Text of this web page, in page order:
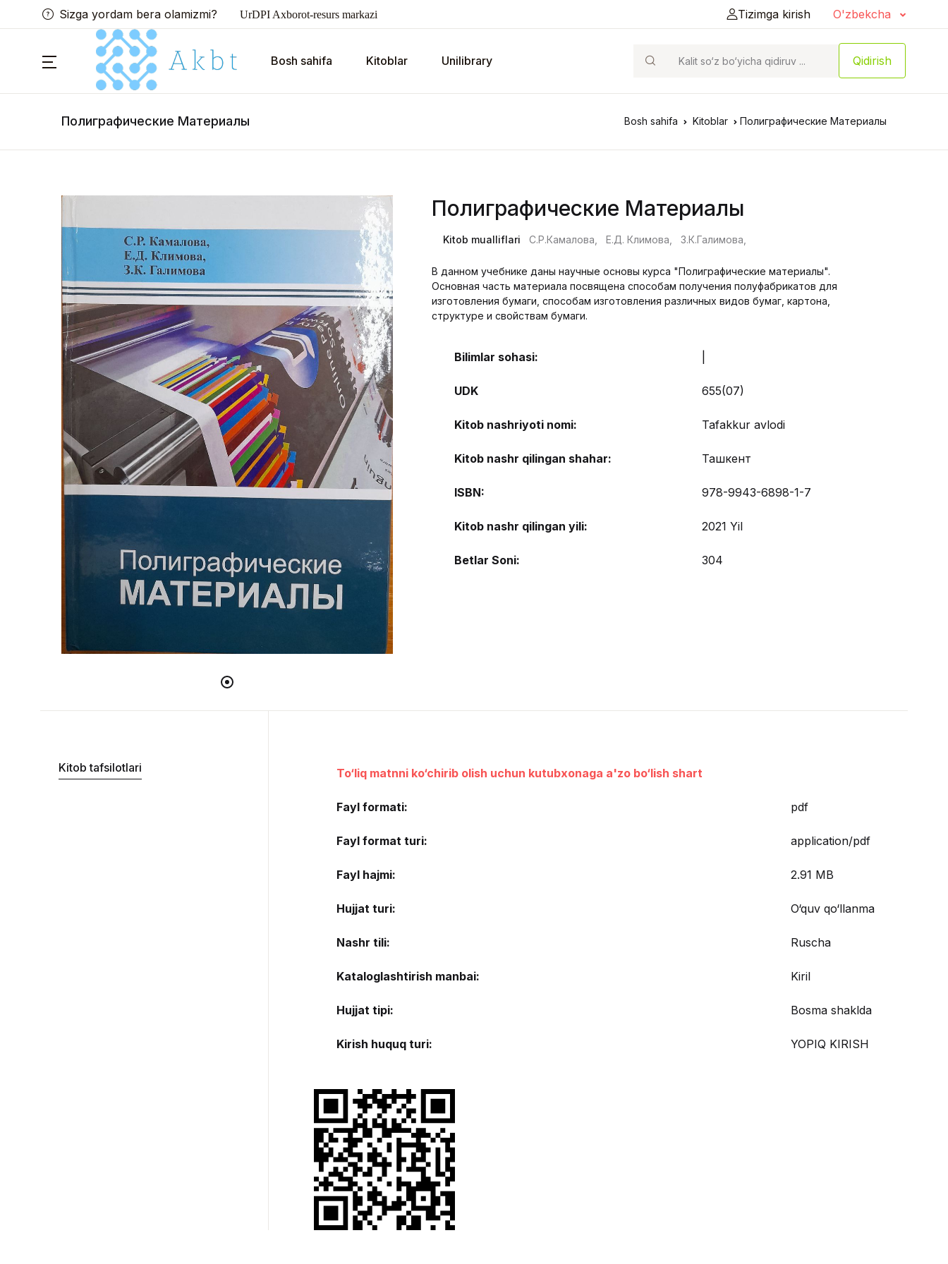
Sizga yordam bera olamizmi? UrDPI Axborot-resurs markazi Tizimga kirish O'zbekcha
Bosh sahifa Kitoblar Unilibrary Qidirish
Полиграфические Материалы Bosh sahifa Kitoblar Полиграфические Материалы
Полиграфические Материалы
Kitob mualliflari С.Р.Камалова, Е.Д. Климова, З.К.Галимова,
В данном учебнике даны научные основы курса "Полиграфические материалы".
Основная часть материала посвящена способам получения полуфабрикатов для
изготовления бумаги, способам изготовления различных видов бумаг, картона,
структуре и свойствам бумаги.
Bilimlar sohasi:
UDK 655(07)
Kitob nashriyoti nomi: Tafakkur avlodi
Kitob nashr qilingan shahar: Ташкент
ISBN: 978-9943-6898-1-7
Kitob nashr qilingan yili: 2021 Yil
Betlar Soni: 304
Kitob tafsilotlari To‘liq matnni ko‘chirib olish uchun kutubxonaga a'zo bo‘lish shart
Fayl formati: pdf
Fayl format turi: application/pdf
Fayl hajmi: 2.91 MB
Hujjat turi: O‘quv qo‘llanma
Nashr tili: Ruscha
Kataloglashtirish manbai: Kiril
Hujjat tipi: Bosma shaklda
Kirish huquq turi: YOPIQ KIRISH